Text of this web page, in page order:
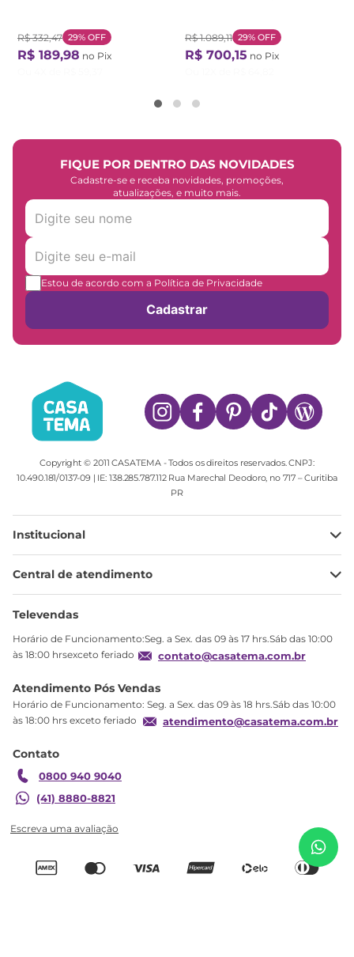
R$ 332,47 29% OFF
R$ 189,98 no Pix
R$ 1.089,11 29% OFF
R$ 700,15 no Pix
FIQUE POR DENTRO DAS NOVIDADES
Cadastre-se e receba novidades, promoções,
atualizações, e muito mais.
Estou de acordo com a Política de Privacidade
Cadastrar
Copyright © 2011 CASATEMA - Todos os direitos reservados. CNPJ:
10.490.181/0137-09 | IE: 138.285.787.112 Rua Marechal Deodoro, no 717 – Curitiba
PR
Institucional
Minha Conta
Meus pedidos
Troca
Garantia
Central de atendimento
Ajuda
Televendas
Horário de Funcionamento:Seg. a Sex. das 09 às 17 hrs.Sáb das 10:00
às 18:00 hrsexceto feriado
contato@casatema.com.br
Atendimento Pós Vendas
Horário de Funcionamento: Seg. a Sex. das 09 às 18 hrs.Sáb das 10:00
às 18:00 hrs exceto feriado
atendimento@casatema.com.br
Contato
0800 940 9040
(41) 8880-8821